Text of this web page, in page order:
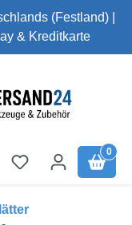
(Festland) |
& Kreditkarte
Du hast 0
0